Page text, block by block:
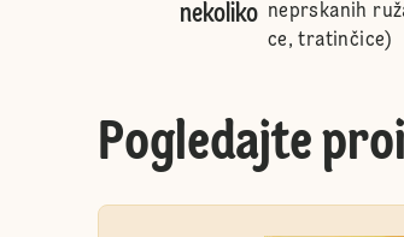
nekoliko neprskanih
ce, tratinčice)
Pogledajte